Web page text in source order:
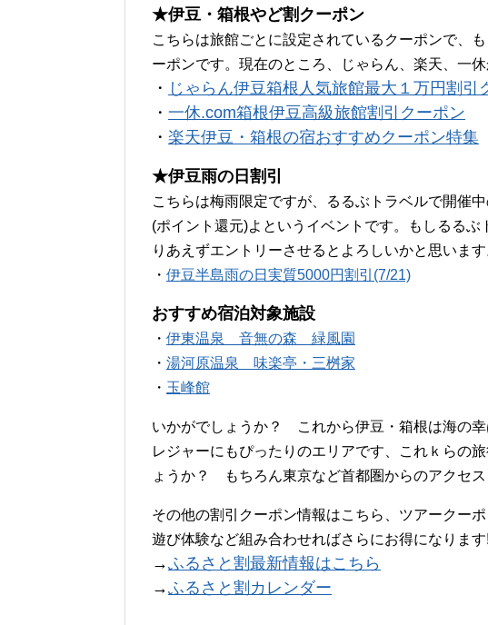
★伊豆・箱根やど割クーポン
こちらは旅館ごとに設定されているクーポンで、
ーポンです。現在のところ、じゃらん、楽天、一休
・ じゃらん伊豆箱根人気旅館最大１万円割引
・ 一休.com箱根伊豆高級旅館割引クーポン
・ 楽天伊豆・箱根の宿おすすめクーポン特集
★伊豆雨の日割引
こちらは梅雨限定ですが、るるぶトラベルで開催
(ポイント還元)よというイベントです。もしるる
りあえずエントリーさせるとよろしいかと思います
・ 伊豆半島雨の日実質5000円割引(7/21)
おすすめ宿泊対象施設
・ 伊東温泉 音無の森 緑風園
・ 湯河原温泉 味楽亭・三桝家
・ 玉峰館
いかがでしょうか？ これから伊豆・箱根は海の
レジャーにもぴったりのエリアです、これｋらの
ょうか？ もちろん東京など首都圏からのアクセス
その他の割引クーポン情報はこちら、ツアークー
遊び体験など組み合わせればさらにお得になりま
→ふるさと割最新情報はこちら
→ふるさと割カレンダー